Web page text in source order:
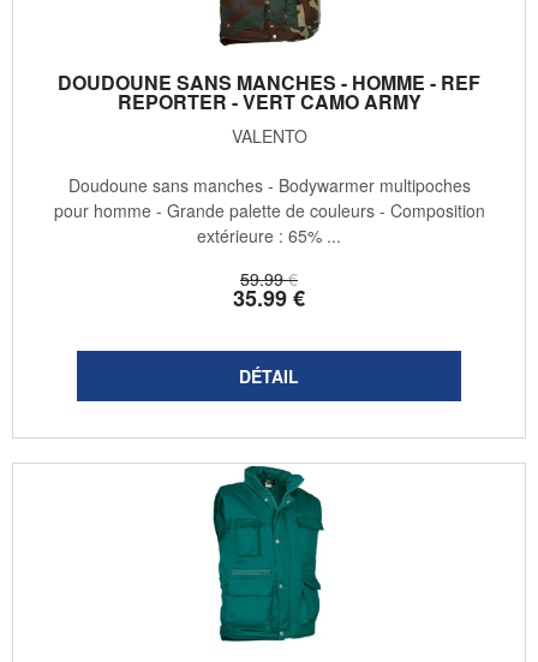
DOUDOUNE SANS MANCHES - HOMME - REF
REPORTER - VERT CAMO ARMY
VALENTO
59.99 €
35.99€
Doudoune sans manches - Bodywarmer multipoches
pour homme - Grande palette de couleurs - Composition
extérieure : 65% ...